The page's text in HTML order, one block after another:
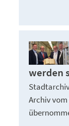
werden
Archiv